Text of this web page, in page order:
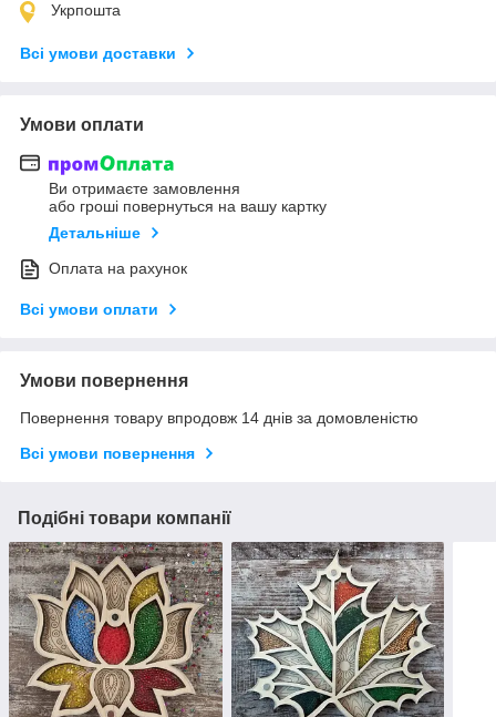
Укрпошта
Всі умови доставки
Умови оплати
Ви отримаєте замовлення
або гроші повернуться на вашу картку
Детальніше
Оплата на рахунок
Всі умови оплати
Умови повернення
Повернення товару впродовж 14 днів за домовленістю
Всі умови повернення
Подібні товари компанії